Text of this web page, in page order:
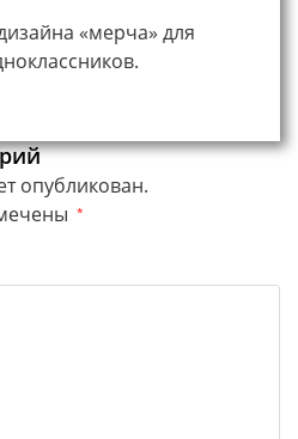
«мерча» для
опубликован.
*